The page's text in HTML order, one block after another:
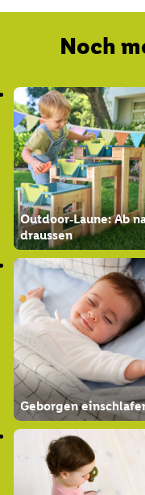
Noch
Outdoor‑Laune: Ab
draussen
Geborgen